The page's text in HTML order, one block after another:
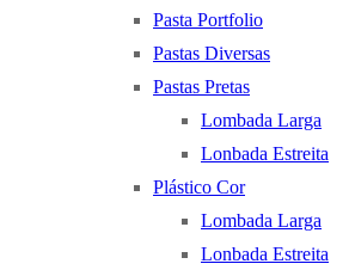
Pasta Portfolio
Pastas Diversas
Pastas Pretas
Lombada Larga
Lonbada Estreita
Plástico Cor
Lombada Larga
Lonbada Estreita